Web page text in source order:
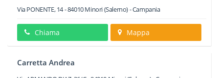
Via PONENTE, 14-84010Minori(Salerno) -Campania
Chiama Mappa
Carretta Andrea